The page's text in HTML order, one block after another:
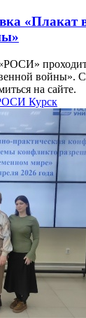
«Плакат
проходит
войны».
на сайте.
Курск